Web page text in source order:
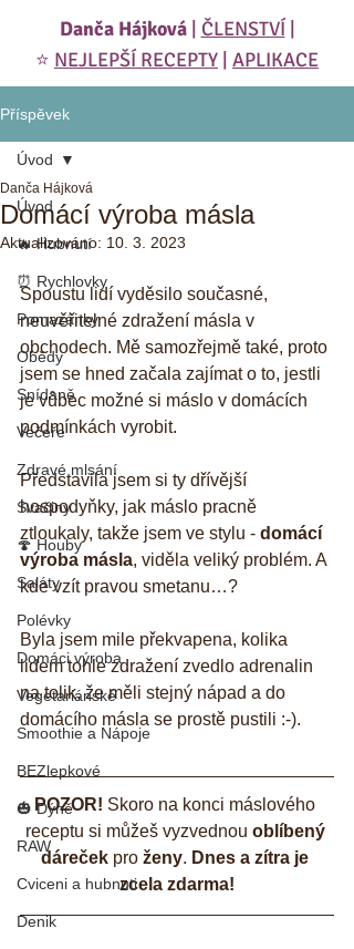
Danča Hájková| ČLENSTVÍ
⭐️ NEJLEPŠÍ RECEPTY APLIKACE
Příspěvek
Úvod
🔥 Hubnutí
⏰ Rychlovky
Pomazánky
Obědy
Snídaně
Večeře
Zdravé mlsání
Svačiny
🍄 Houby
Saláty
Polévky
Domáci výroba
Vegetariánské
Smoothie a Nápoje
BEZlepkové
🎃 Dýně
RAW
Cviceni a hubnuti
Denik
Úvod
Domácí výroba másla
Danča Hájková
Aktualizováno: 10. 3. 2023
Spoustu lidí vyděsilo současné,
neuvěřitelné zdražení másla v
obchodech. Mě samozřejmě také, proto
jsem se hned začala zajímat o to, jestli
je vůbec možné si máslo v domácích
podmínkách vyrobit.
Představila jsem si ty dřívější
hospodyňky, jak máslo pracně
ztloukaly, takže jsem ve stylu - domácí
výroba másla, viděla veliký problém. A
kde vzít pravou smetanu…?
Byla jsem mile překvapena, kolika
lidem tohle zdražení zvedlo adrenalin
na tolik, že měli stejný nápad a do
domácího másla se prostě pustili :-).
POZOR! Skoro na konci máslového
receptu si můžeš vyzvednou oblíbený
dáreček pro ženy. Dnes a zítra je
zcela zdarma!